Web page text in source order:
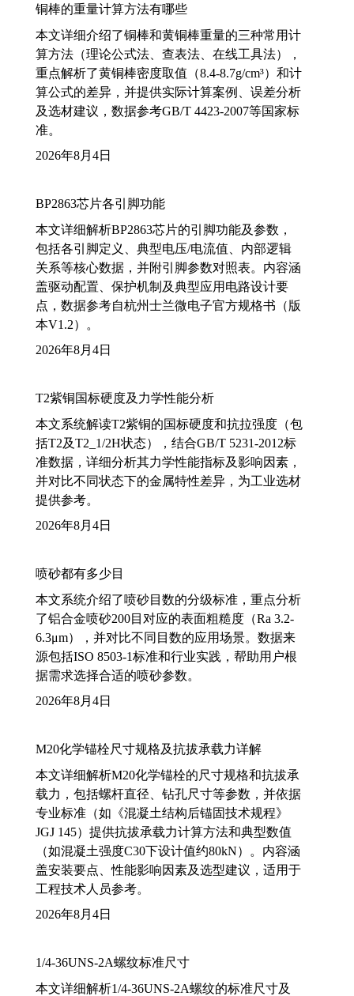
铜棒的重量计算方法有哪些
本文详细介绍了铜棒和黄铜棒重量的三种常用计
算方法（理论公式法、查表法、在线工具法），
重点解析了黄铜棒密度取值（8.4-8.7g/cm³）和计
算公式的差异，并提供实际计算案例、误差分析
及选材建议，数据参考GB/T 4423-2007等国家标
准。
2026年8月4日
BP2863芯片各引脚功能
本文详细解析BP2863芯片的引脚功能及参数，
包括各引脚定义、典型电压/电流值、内部逻辑
关系等核心数据，并附引脚参数对照表。内容涵
盖驱动配置、保护机制及典型应用电路设计要
点，数据参考自杭州士兰微电子官方规格书（版
本V1.2）。
2026年8月4日
T2紫铜国标硬度及力学性能分析
本文系统解读T2紫铜的国标硬度和抗拉强度（包
括T2及T2_1/2H状态），结合GB/T 5231-2012标
准数据，详细分析其力学性能指标及影响因素，
并对比不同状态下的金属特性差异，为工业选材
提供参考。
2026年8月4日
喷砂都有多少目
本文系统介绍了喷砂目数的分级标准，重点分析
了铝合金喷砂200目对应的表面粗糙度（Ra 3.2-
6.3μm），并对比不同目数的应用场景。数据来
源包括ISO 8503-1标准和行业实践，帮助用户根
据需求选择合适的喷砂参数。
2026年8月4日
M20化学锚栓尺寸规格及抗拔承载力详解
本文详细解析M20化学锚栓的尺寸规格和抗拔承
载力，包括螺杆直径、钻孔尺寸等参数，并依据
专业标准（如《混凝土结构后锚固技术规程》
JGJ 145）提供抗拔承载力计算方法和典型数值
（如混凝土强度C30下设计值约80kN）。内容涵
盖安装要点、性能影响因素及选型建议，适用于
工程技术人员参考。
2026年8月4日
1/4-36UNS-2A螺纹标准尺寸
本文详细解析1/4-36UNS-2A螺纹的标准尺寸及